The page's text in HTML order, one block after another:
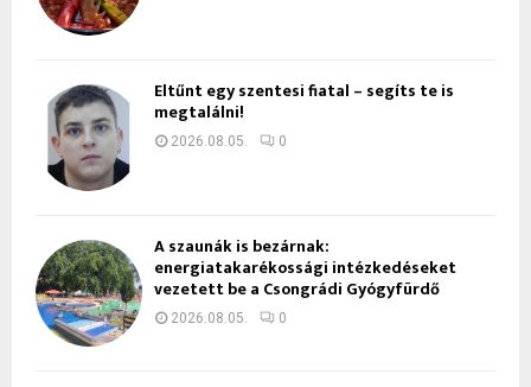
Eltűnt egy szentesi fiatal – segíts te is
megtalálni!
2026.08.05. 0
A szaunák is bezárnak:
energiatakarékossági intézkedéseket
vezetett be a Csongrádi Gyógyfürdő
2026.08.05. 0